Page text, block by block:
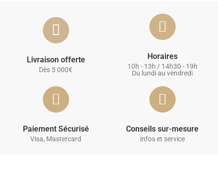
Livraison offerte
Dès 5 000€
Horaires
10h - 13h / 14h30 - 19h
Du lundi au vendredi
Paiement Sécurisé
Visa, Mastercard
Conseils sur-mesure
infos et service